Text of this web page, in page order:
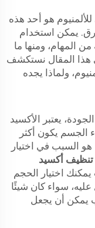
هو أحد هذه
يمكن استخدام
المهام، ومنها ما
هذا المقال نستكشف
ولماذا يجده
يعتبر الأكسيد
الجسم يكون أكثر
هو السبب في اختيار
أكسيد
اختيار الحجم
عليه، سواء كان شيئًا
يمكن أن يجعل